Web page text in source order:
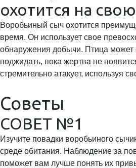
охотится на
Воробьиный сыч охотится
время. Он использует свое
обнаружения добычи. Птица может
поджидать, пока жертва не
стремительно атакует, используя
Советы
СОВЕТ №1
Изучите повадки воробьиного
среде обитания. Наблюдение за
поможет вам лучше понять их